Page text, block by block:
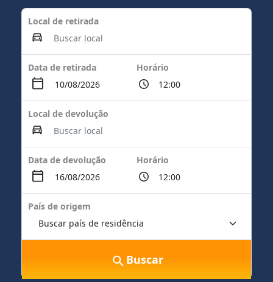
Local de retirada
Data de retirada Horário
Local de devolução
Data de devolução Horário
País de origem
Buscar